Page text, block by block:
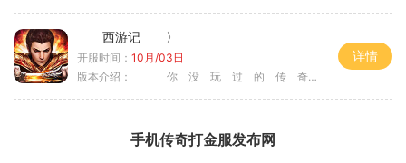
西游记 〉
开服时间： 10月/03日
版本介绍：
你 没 玩 过 的 传 奇 〉
详情
手机传奇打金服发布网